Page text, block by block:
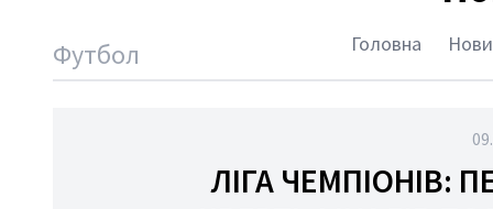
Футбол Головна
ЛІГА ЧЕМПІОНІВ: